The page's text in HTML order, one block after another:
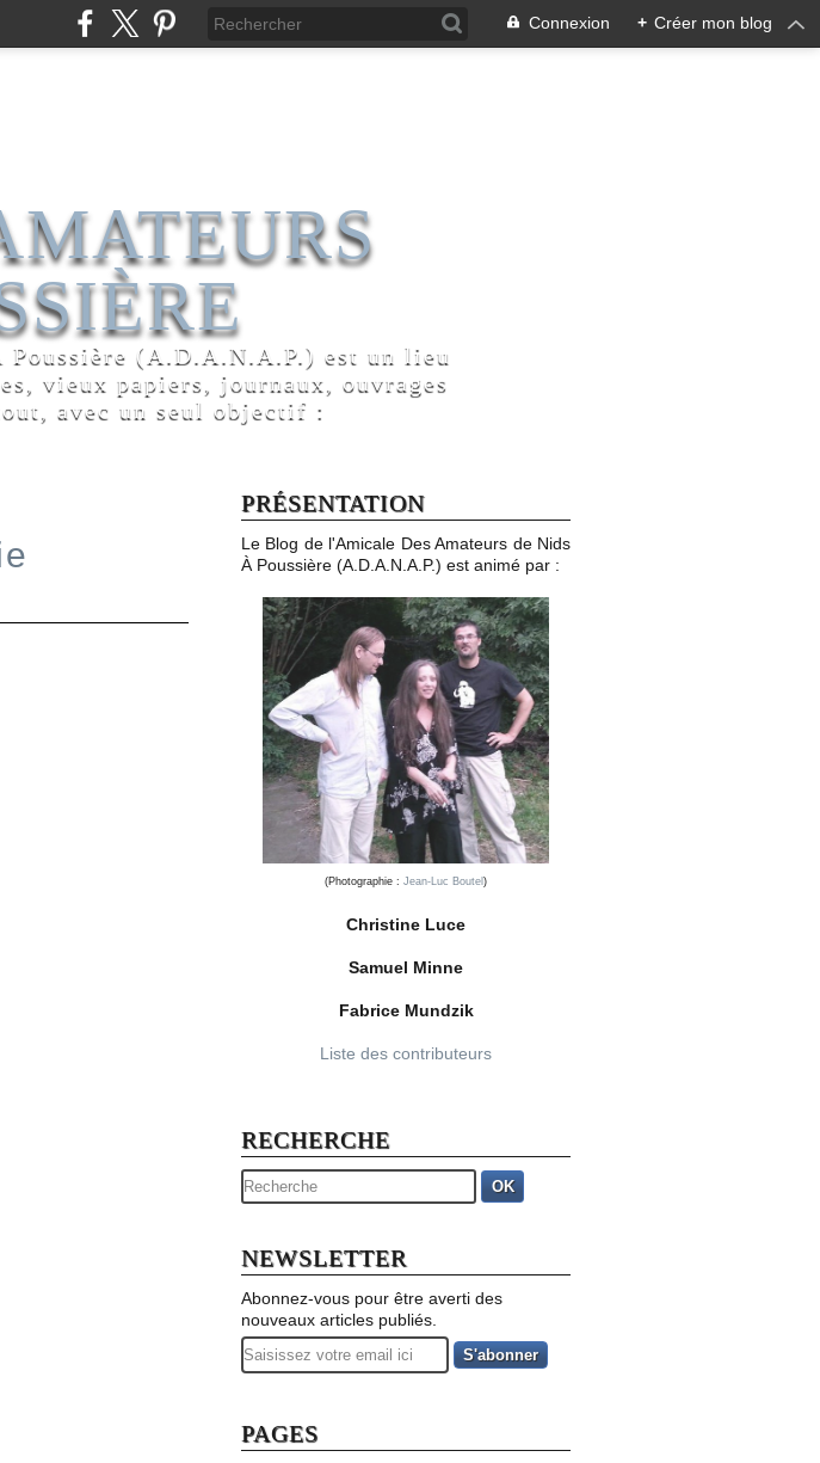
Connexion + Créer mon blog
(A.D.A.N.A.P.) est un lieu
vieux papiers, journaux, ouvrages
avec un seul objectif :
PRÉSENTATION
Le Blog de l'Amicale Des Amateurs de Nids
À Poussière (A.D.A.N.A.P.) est animé par :
(Photographie : Jean-Luc Boutel )
Christine Luce
Samuel Minne
Fabrice Mundzik
Liste des contributeurs
RECHERCHE
OK
NEWSLETTER
Abonnez-vous pour être averti des
nouveaux articles publiés.
Email
PAGES